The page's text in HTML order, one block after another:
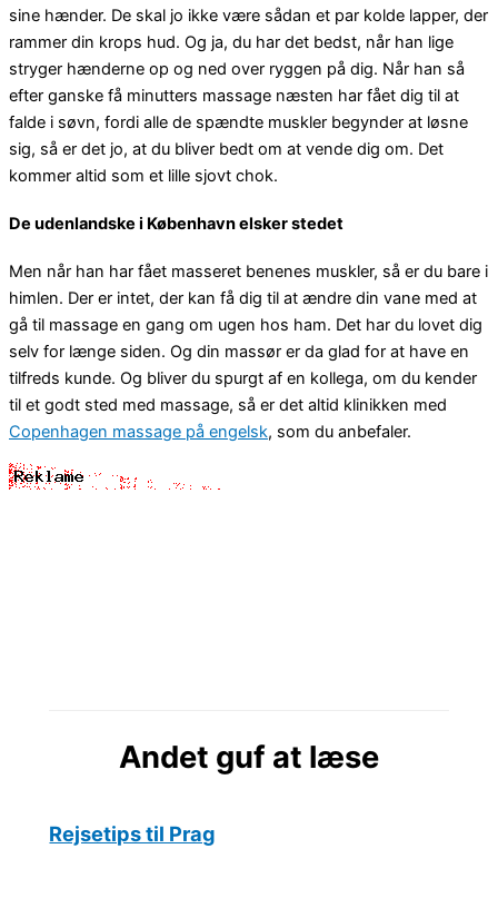
sine hænder. De skal jo ikke være sådan et par kolde lapper, der
rammer din krops hud. Og ja, du har det bedst, når han lige
stryger hænderne op og ned over ryggen på dig. Når han så
efter ganske få minutters massage næsten har fået dig til at
falde i søvn, fordi alle de spændte muskler begynder at løsne
sig, så er det jo, at du bliver bedt om at vende dig om. Det
kommer altid som et lille sjovt chok.
De udenlandske i København elsker stedet
Men når han har fået masseret benenes muskler, så er du bare i
himlen. Der er intet, der kan få dig til at ændre din vane med at
gå til massage en gang om ugen hos ham. Det har du lovet dig
selv for længe siden. Og din massør er da glad for at have en
tilfreds kunde. Og bliver du spurgt af en kollega, om du kender
til et godt sted med massage, så er det altid klinikken med
Copenhagen massage på engelsk, som du anbefaler.
Andet guf at læse
Rejsetips til Prag